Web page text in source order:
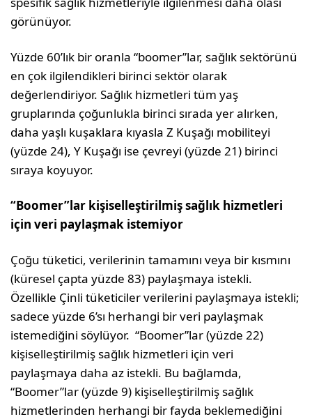
görünüyor.
Yüzde 60’lık bir oranla “boomer”lar, sağlık sektörünü
en çok ilgilendikleri birinci sektör olarak
değerlendiriyor. Sağlık hizmetleri tüm yaş
gruplarında çoğunlukla birinci sırada yer alırken,
daha yaşlı kuşaklara kıyasla Z Kuşağı mobiliteyi
(yüzde 24), Y Kuşağı ise çevreyi (yüzde 21) birinci
sıraya koyuyor.
“Boomer”lar kişiselleştirilmiş sağlık hizmetleri
için veri paylaşmak istemiyor
Çoğu tüketici, verilerinin tamamını veya bir kısmını
(küresel çapta yüzde 83) paylaşmaya istekli.
Özellikle Çinli tüketiciler verilerini paylaşmaya istekli;
sadece yüzde 6’sı herhangi bir veri paylaşmak
istemediğini söylüyor. “Boomer”lar (yüzde 22)
kişiselleştirilmiş sağlık hizmetleri için veri
paylaşmaya daha az istekli. Bu bağlamda,
“Boomer”lar (yüzde 9) kişiselleştirilmiş sağlık
hizmetlerinden herhangi bir fayda beklemediğini